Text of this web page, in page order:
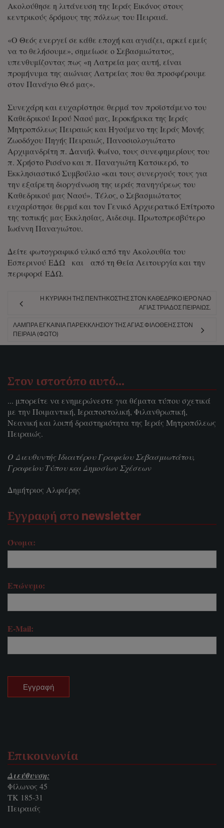
Ακολούθησε η λιτάνευση της Ιεράς Εικόνος στους
κεντρικούς δρόμους της πόλεως του Πειραιά.
«Ο Θεός ενεργεί σε κάθε εποχή και αγιάζει, αρκεί εμείς
να το θελήσουμε», σημείωσε ο Σεβασμιώτατος,
υπενθυμίζοντας πως «η Λατρεία μας αυτή, είναι
προμήνυμα της αιώνιας Λατρείας που θα προσφέρουμε
στον Πανάγιο Θεό μας».
Συνεχάρη και ευχαρίστησε θερμά τον προϊστάμενο του
Καθεδρικού Ιερού Ναού μας, Ιεροκήρυκα της Ιεράς
Μητροπόλεως Πειραιώς και Ηγούμενο της Ιεράς Μονής
Ζωοδόχου Πηγής Πειραιώς, Πανοσιολογιώτατο
Αρχιμανδρίτη π. Δανιήλ Ψωίνο, τους συνεφημερίους του
π. Χρήστο Ρισάνο και π. Παναγιώτη Κατσικερό, το
Εκκλησιαστικό Συμβούλιο «και τους συνεργούς τους για
την εξαίρετη διοργάνωση της ιεράς πανηγύρεως του
Καθεδρικού μας Ναού». Τέλος, ο Σεβασμιώτατος
ευχαρίστησε θερμά και τον Γενικό Αρχιερατικό Επίτροπο
της τοπικής μας Εκκλησίας, Αιδεσιμ. Πρωτοπρεσβύτερο
Ιωάννη Παναγιώτου.
Δείτε φωτογραφικό υλικό από την Ακολουθία του
Εσπερινού ΕΔΩ και από τη Θεία Λειτουργία και την
περιφορά ΕΔΩ.
Η ΚΥΡΙΑΚΉ ΤΗΣ ΠΕΝΤΗΚΟΣΤΉΣ ΣΤΟΝ ΚΑΘΕΔΡΙΚΌ ΙΕΡΌ ΝΑΌ
ΑΓΊΑΣ ΤΡΙΆΔΟΣ ΠΕΙΡΑΙΏΣ.
ΛΑΜΠΡΆ ΕΓΚΑΊΝΙΑ ΠΑΡΕΚΚΛΗΣΊΟΥ ΤΗΣ ΑΓΊΑΣ ΦΙΛΟΘΈΗΣ ΣΤΟΝ
ΠΕΙΡΑΙΆ (ΦΩΤΟ)
Στον ιστοτόπο αυτό…
... μπορείτε να ενημερώνεστε για θέματα τύπου σχετικά
με την Ποιμαντική, Ιεραποστολική, Φιλανθρωπική,
Νεανική και λοιπή δραστηριότητα της Ιεράς Μητροπόλεως
Πειραιώς.
Ο Διευθυντής Ιδιαιτέρου Γραφείου Σεβασμιωτάτου,
Γραφείου Τύπου και Δημοσίων Σχέσεων
Δημήτριος Αλφιέρης
Εγγραφή στο newsletter
Όνομα:
Επώνυμο:
E-Mail:
Επικοινωνία
Διεύθυνση:
Φίλωνος 45
ΤΚ 185-31
Πειραιάς